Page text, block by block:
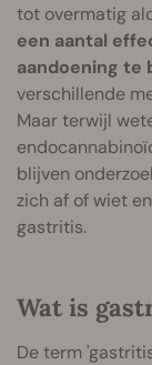
tot overmatig
een aantal
aandoening te
verschillende
Maar terwijl
blijven
zich af of wiet
gastritis.
Wat is
De term